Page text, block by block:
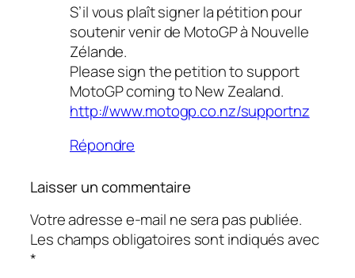
S’il vous plaît signer la pétition pour
soutenir venir de MotoGP à Nouvelle
Zélande.
Please sign the petition to support
MotoGP coming to New Zealand.
http://www.motogp.co.nz/supportnz
Répondre
Laisser un commentaire
Votre adresse e-mail ne sera pas publiée.
Les champs obligatoires sont indiqués avec
*